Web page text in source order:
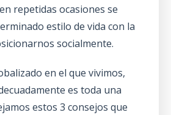
repetidas ocasiones se
estilo de vida con la
socialmente.
en el que vivimos,
es toda una
estos 3 consejos que